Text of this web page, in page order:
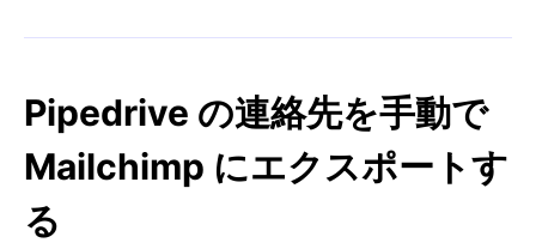
Pipedrive の連絡先を手動で
Mailchimp にエクスポートす
る